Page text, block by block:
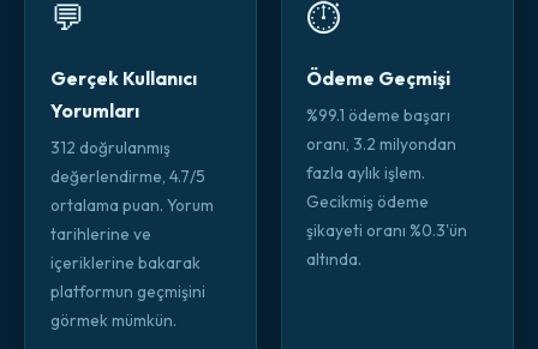
💬
Gerçek Kullanıcı
Yorumları
312 doğrulanmış
değerlendirme, 4.7/5
ortalama puan. Yorum
tarihlerine ve
içeriklerine bakarak
platformun geçmişini
görmek mümkün.
⏱️
Ödeme Geçmişi
%99.1 ödeme başarı
oranı, 3.2 milyondan
fazla aylık işlem.
Gecikmiş ödeme
şikayeti oranı %0.3'ün
altında.